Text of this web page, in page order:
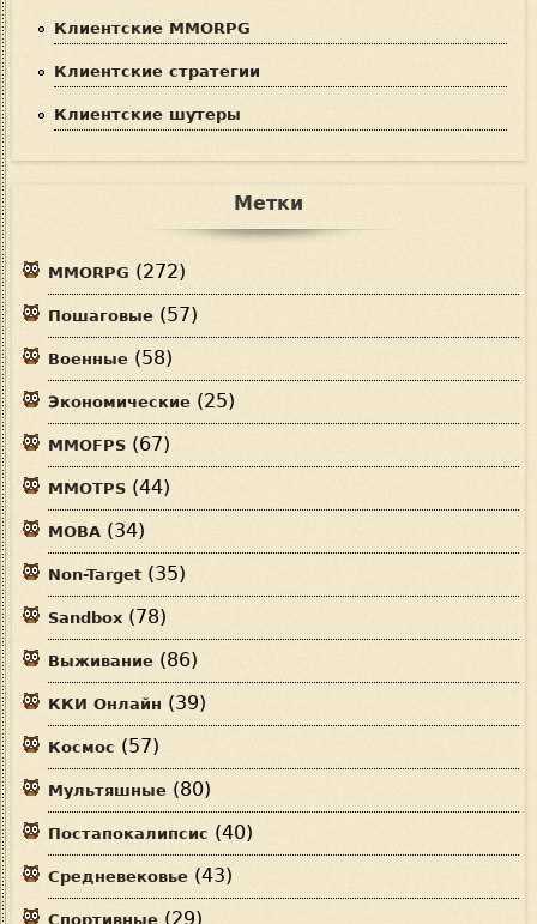
Клиентские MMORPG
Клиентские стратегии
Клиентские шутеры
Метки
MMORPG (272)
Пошаговые (57)
Военные (58)
Экономические (25)
MMOFPS (67)
MMOTPS (44)
MOBA (34)
Non-Target (35)
Sandbox (78)
Выживание (86)
ККИ Онлайн (39)
Космос (57)
Мультяшные (80)
Постапокалипсис (40)
Средневековье (43)
Спортивные (29)